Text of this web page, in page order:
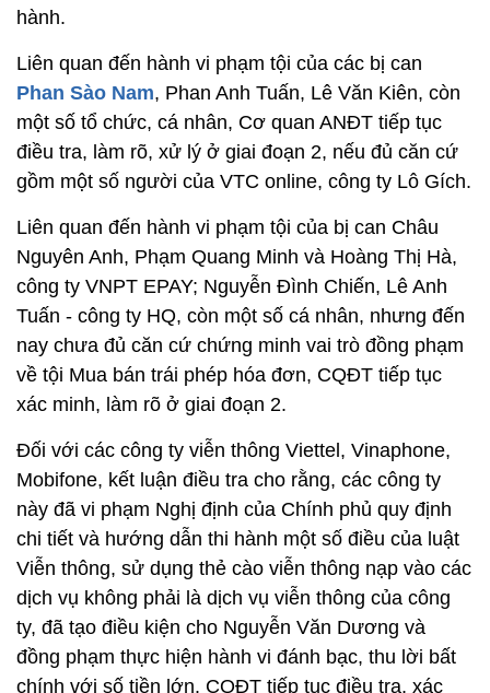
hành.
Liên quan đến hành vi phạm tội của các bị can
Phan Sào Nam, Phan Anh Tuấn, Lê Văn Kiên, còn
một số tổ chức, cá nhân, Cơ quan ANĐT tiếp tục
điều tra, làm rõ, xử lý ở giai đoạn 2, nếu đủ căn cứ
gồm một số người của VTC online, công ty Lô Gích.
Liên quan đến hành vi phạm tội của bị can Châu
Nguyên Anh, Phạm Quang Minh và Hoàng Thị Hà,
công ty VNPT EPAY; Nguyễn Đình Chiến, Lê Anh
Tuấn - công ty HQ, còn một số cá nhân, nhưng đến
nay chưa đủ căn cứ chứng minh vai trò đồng phạm
về tội Mua bán trái phép hóa đơn, CQĐT tiếp tục
xác minh, làm rõ ở giai đoạn 2.
Đối với các công ty viễn thông Viettel, Vinaphone,
Mobifone, kết luận điều tra cho rằng, các công ty
này đã vi phạm Nghị định của Chính phủ quy định
chi tiết và hướng dẫn thi hành một số điều của luật
Viễn thông, sử dụng thẻ cào viễn thông nạp vào các
dịch vụ không phải là dịch vụ viễn thông của công
ty, đã tạo điều kiện cho Nguyễn Văn Dương và
đồng phạm thực hiện hành vi đánh bạc, thu lời bất
chính với số tiền lớn. CQĐT tiếp tục điều tra, xác